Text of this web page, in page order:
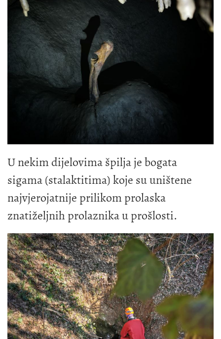
U nekim dijelovima špilja je bogata
sigama (stalaktitima) koje su uništene
najvjerojatnije prilikom prolaska
znatiželjnih prolaznika u prošlosti.